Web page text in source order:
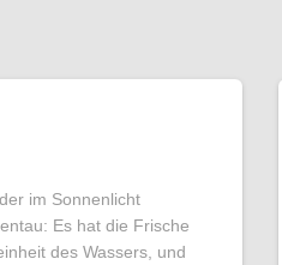
im Sonnenlicht
Es hat die Frische
des Wassers, und